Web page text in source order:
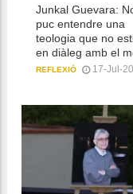
Junkal Guevara:
puc entendre una
teologia que no
en diàleg amb el
REFLEXIÓ 17-Jul-